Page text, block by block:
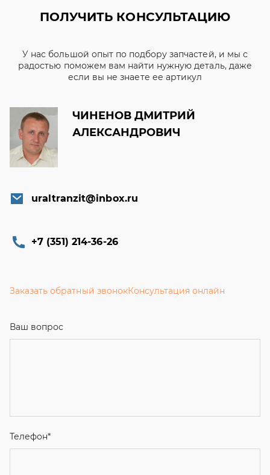
ПОЛУЧИТЬ КОНСУЛЬТАЦИЮ
У нас большой опыт по подбору запчастей, и мы с
радостью поможем вам найти нужную деталь, даже
если вы не знаете ее артикул
ЧИНЕНОВ ДМИТРИЙ
АЛЕКСАНДРОВИЧ
uraltranzit@inbox.ru
+7 (351) 214-36-26
Заказать обратный звонокКонсультация онлайн
Ваш вопрос